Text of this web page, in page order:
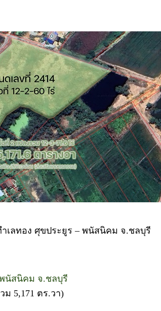
เลทอง ศุขประยูร – พนัสนิคม จ.ชลบุรี
นัสนิคม จ.ชลบุรี
ม 5,171 ตร.วา)